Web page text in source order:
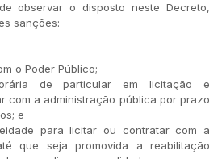
observar o disposto neste Decreto,
sanções:
o Poder Público;
de particular em licitação e
com a administração pública por prazo
e
para licitar ou contratar com a
que seja promovida a reabilitação